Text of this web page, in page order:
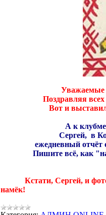
Уважаемые гости и
Поздравляя всех вас с
Вот и выставили их
А к
Сергей, в
ежедневный отчёт о
Пишите всё, как "на
Кстати, Сергей, и
намёк!